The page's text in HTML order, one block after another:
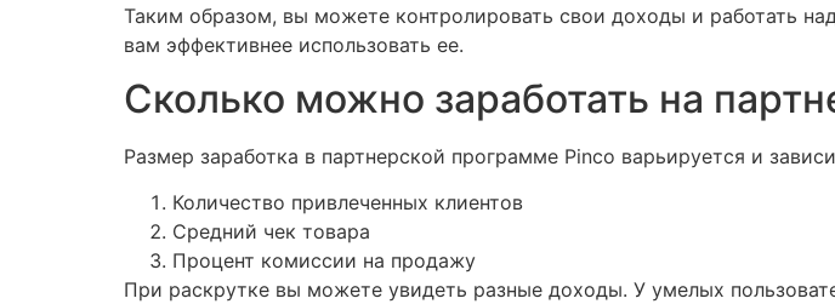
Таким образом, вы можете контролировать свои доходы и работать
вам эффективнее использовать ее.
Сколько можно заработать на
Размер заработка в партнерской программе Pinco варьируется и
Количество привлеченных клиентов
Средний чек товара
Процент комиссии на продажу
При раскрутке вы можете увидеть разные доходы. У умелых